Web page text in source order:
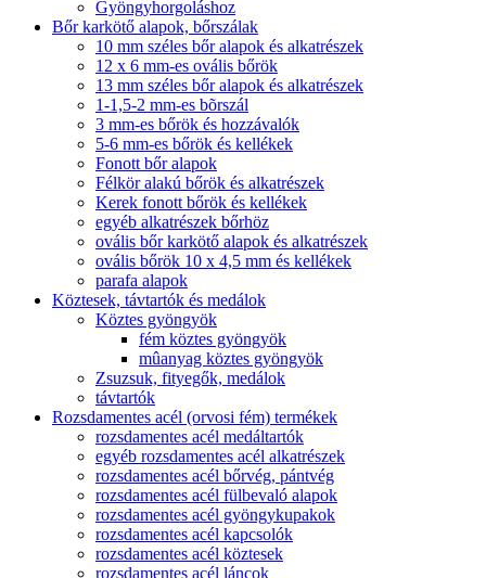
Gyöngyhorgoláshoz
Bőr karkötő alapok, bőrszálak
10 mm széles bőr alapok és alkatrészek
12 x 6 mm-es ovális bőrök
13 mm széles bőr alapok és alkatrészek
1-1,5-2 mm-es bõrszál
3 mm-es bőrök és hozzávalók
5-6 mm-es bőrök és kellékek
Fonott bőr alapok
Félkör alakú bőrök és alkatrészek
Kerek fonott bőrök és kellékek
egyéb alkatrészek bőrhöz
ovális bőr karkötő alapok és alkatrészek
ovális bőrök 10 x 4,5 mm és kellékek
parafa alapok
Köztesek, távtartók és medálok
Köztes gyöngyök
fém köztes gyöngyök
mûanyag köztes gyöngyök
Zsuzsuk, fityegők, medálok
távtartók
Rozsdamentes acél (orvosi fém) termékek
rozsdamentes acél medáltartók
egyéb rozsdamentes acél alkatrészek
rozsdamentes acél bőrvég, pántvég
rozsdamentes acél fülbevaló alapok
rozsdamentes acél gyöngykupakok
rozsdamentes acél kapcsolók
rozsdamentes acél köztesek
rozsdamentes acél láncok